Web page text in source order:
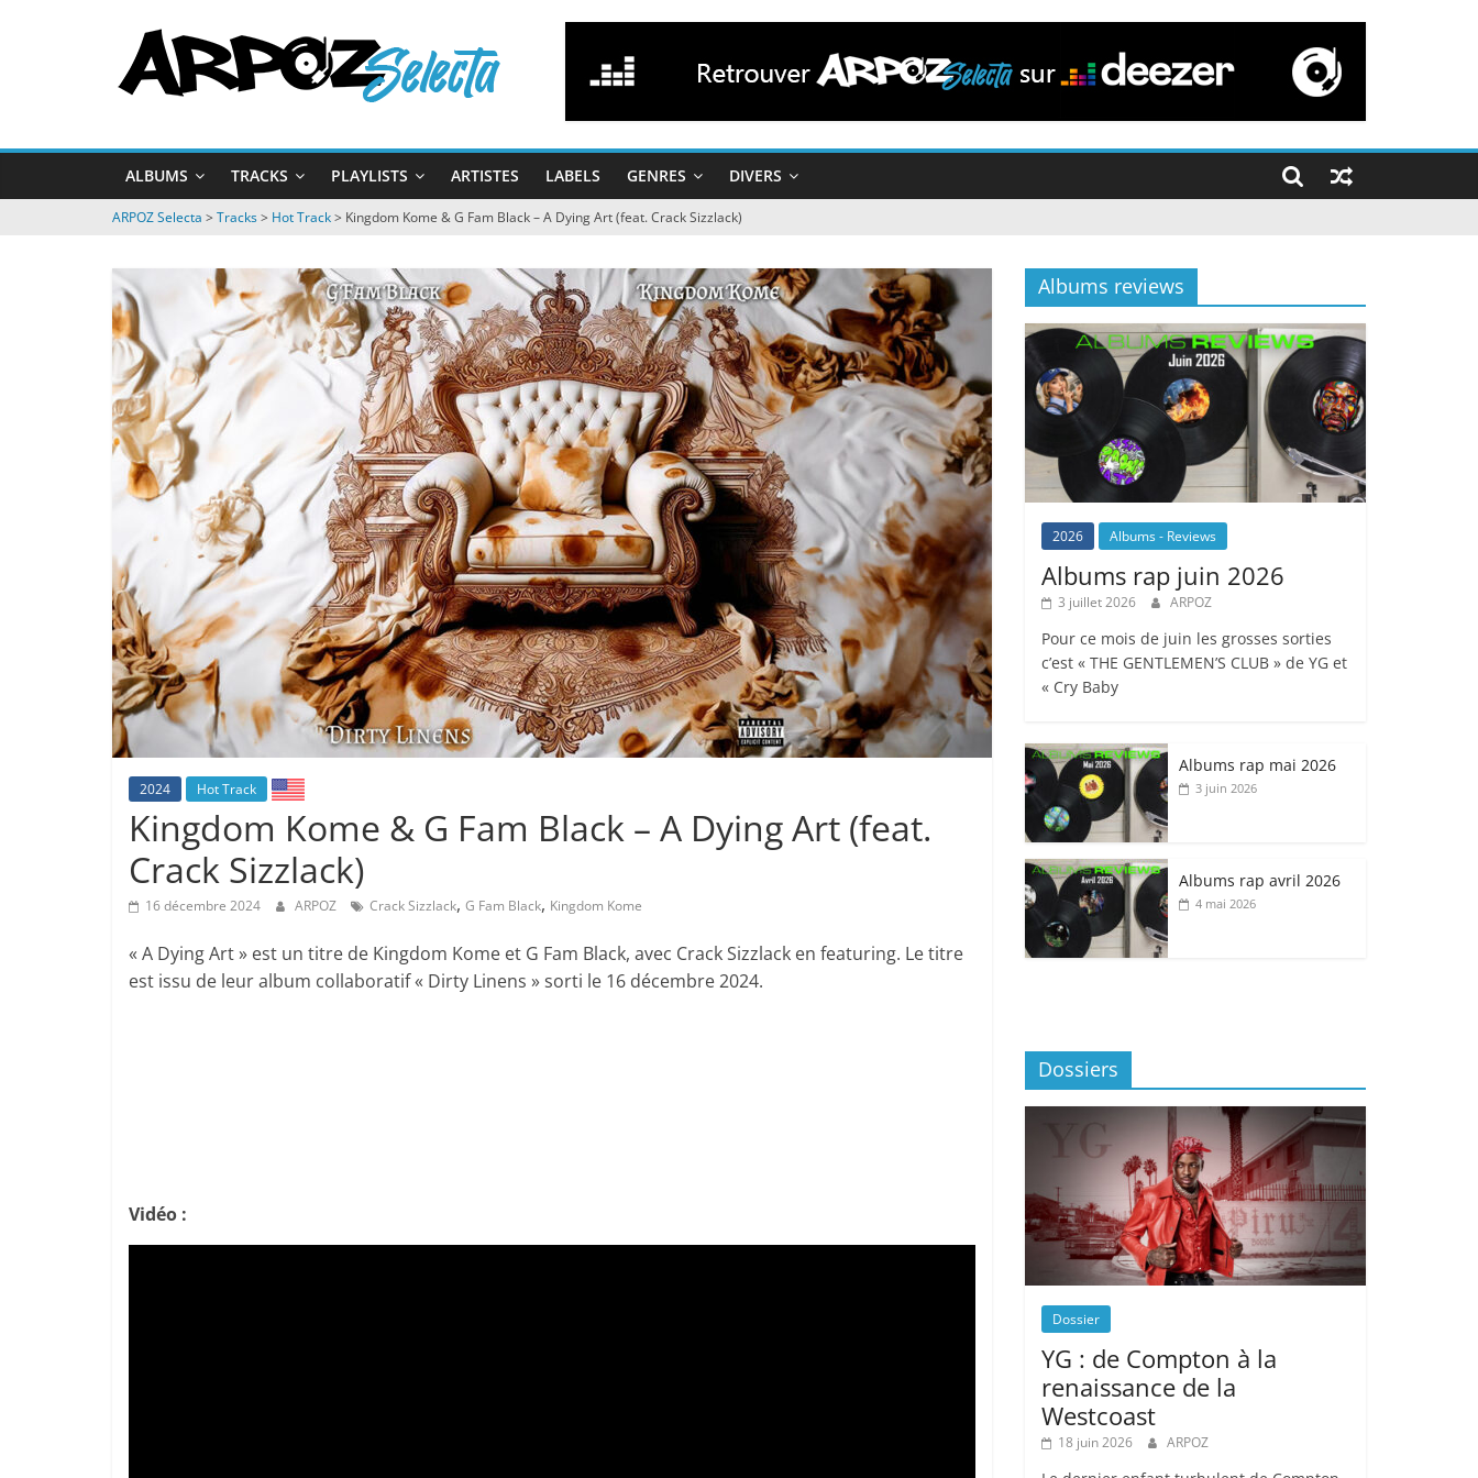
ARPOZ
Selecta
by
ARPOZ
&
ALBUMS TRACKS PLAYLISTS ARTISTES LABELS GENRES DIVERS
ARPOZ Selecta > Tracks> Hot Track> Kingdom Kome & G Fam Black – A Dying Art (feat. Crack Sizzlack)
2024 Hot Track
Kingdom Kome & G Fam Black – A Dying Art (feat.
Crack Sizzlack)
16 décembre 2024 ARPOZ Crack Sizzlack, G Fam Black, Kingdom Kome
« A Dying Art » est un titre de Kingdom Kome et G Fam Black, avec Crack Sizzlack en featuring. Le titre
est issu de leur album collaboratif « Dirty Linens » sorti le 16 décembre 2024.
Vidéo :
Albums reviews
2026 Albums - Reviews
Albums rap juin 2026
3 juillet 2026 ARPOZ
Pour ce mois de juin les grosses sorties
c’est « THE GENTLEMEN’S CLUB » de YG et
« Cry Baby
Albums rap mai 2026
3 juin 2026
Albums rap avril 2026
4 mai 2026
Dossiers
Dossier
YG : de Compton à la
renaissance de la
Westcoast
18 juin 2026 ARPOZ